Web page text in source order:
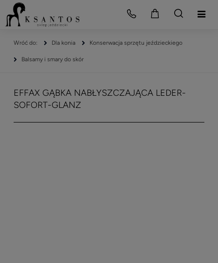
Dla konia Konserwacja sprzętu jeździeckiego
Balsamy i smary do skór
EFFAX GĄBKA NABŁYSZCZAJĄCA LEDER-
SOFORT-GLANZ